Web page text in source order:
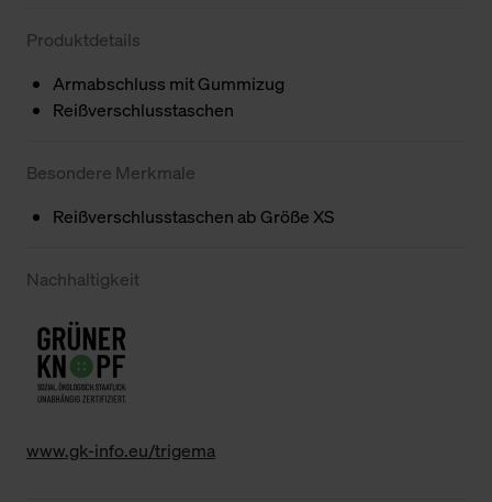
Produktdetails
Armabschluss mit Gummizug
Reißverschlusstaschen
Besondere Merkmale
Reißverschlusstaschen ab Größe XS
Nachhaltigkeit
www.gk-info.eu/trigema